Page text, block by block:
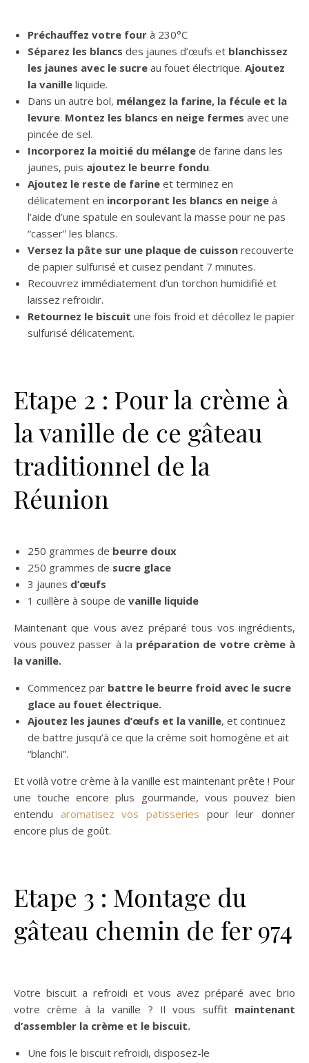
Préchauffez votre four à 230°C
Séparez les blancs des jaunes d’œufs et blanchissez
les jaunes avec le sucre au fouet électrique. Ajoutez
la vanille liquide.
Dans un autre bol, mélangez la farine, la fécule et la
levure. Montez les blancs en neige fermes avec une
pincée de sel.
Incorporez la moitié du mélange de farine dans les
jaunes, puis ajoutez le beurre fondu.
Ajoutez le reste de farine et terminez en
délicatement en incorporant les blancs en neige à
l’aide d’une spatule en soulevant la masse pour ne pas
“casser” les blancs.
Versez la pâte sur une plaque de cuisson recouverte
de papier sulfurisé et cuisez pendant 7 minutes.
Recouvrez immédiatement d’un torchon humidifié et
laissez refroidir.
Retournez le biscuit une fois froid et décollez le papier
sulfurisé délicatement.
Etape 2 : Pour la crème à
la vanille de ce gâteau
traditionnel de la
Réunion
250 grammes de beurre doux
250 grammes de sucre glace
3 jaunes d’œufs
1 cuillère à soupe de vanille liquide
Maintenant que vous avez préparé tous vos ingrédients,
vous pouvez passer à la préparation de votre crème à
la vanille.
Commencez par battre le beurre froid avec le sucre
glace au fouet électrique.
Ajoutez les jaunes d’œufs et la vanille, et continuez
de battre jusqu’à ce que la crème soit homogène et ait
“blanchi”.
Et voilà votre crème à la vanille est maintenant prête ! Pour
une touche encore plus gourmande, vous pouvez bien
entendu aromatisez vos patisseries pour leur donner
encore plus de goût.
Etape 3 : Montage du
gâteau chemin de fer 974
Votre biscuit a refroidi et vous avez préparé avec brio
votre crème à la vanille ? Il vous suffit maintenant
d’assembler la crème et le biscuit.
Une fois le biscuit refroidi, disposez-le